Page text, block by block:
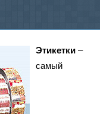
Этикетки –
самый